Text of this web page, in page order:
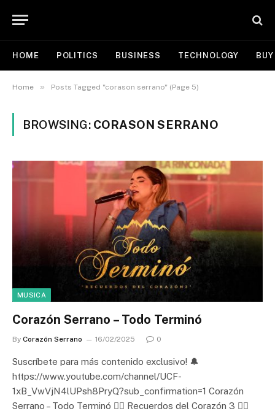
HOME POLITICS BUSINESS TECHNOLOGY
Home » Posts Tagged "corason serrano" (Page 5)
BROWSING: CORASON SERRANO
MUSICA
Corazón Serrano – Todo Terminó
By Corazón Serrano 16/02/2025 0
Suscríbete para más contenido exclusivo! 🔔
https://www.youtube.com/channel/UCF-
1xB_VwVjN4lUPsh8PryQ?sub_confirmation=1 Corazón
Serrano – Todo Terminó ❤️‍🔥 Recuerdos del Corazón 3 ❤️‍🔥